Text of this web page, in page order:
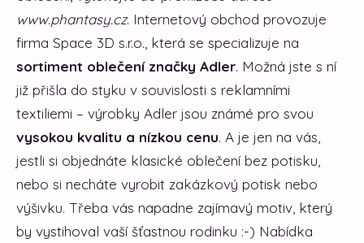
www.phantasy.cz. Internetový obchod provozuje
firma Space 3D s.r.o., která se specializuje na
sortiment oblečení značky Adler. Možná jste s ní
již přišla do styku v souvislosti s reklamními
textiliemi – výrobky Adler jsou známé pro svou
vysokou kvalitu a nízkou cenu. A je jen na vás,
jestli si objednáte klasické oblečení bez potisku,
nebo si necháte vyrobit zakázkový potisk nebo
výšivku. Třeba vás napadne zajímavý motiv, který
by vystihoval vaší šťastnou rodinku :-) Nabídka